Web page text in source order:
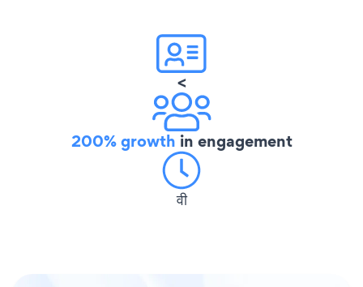
<
200% growth in engagement
वी